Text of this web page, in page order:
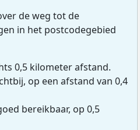
de weg tot de
in het postcodegebied
0,5 kilometer afstand.
op een afstand van 0,4
bereikbaar, op 0,5